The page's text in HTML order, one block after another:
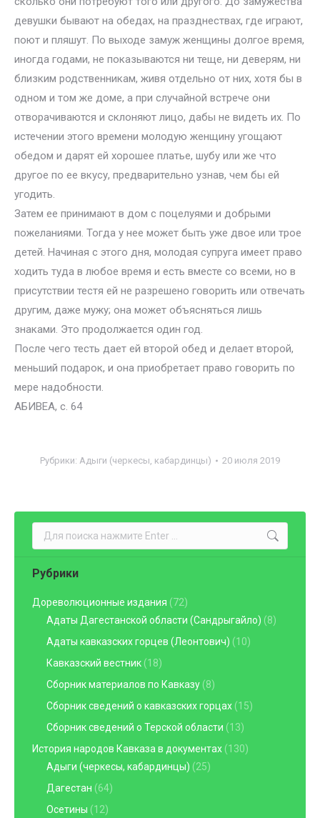
девушки бывают на обедах, на празднествах, где играют,
поют и пляшут. По выходе замуж женщины долгое время,
иногда годами, не показываются ни теще, ни деверям, ни
близким родственникам, живя отдельно от них, хотя бы в
одном и том же доме, а при случайной встрече они
отворачиваются и склоняют лицо, дабы не видеть их. По
истечении этого времени молодую женщину угощают
обедом и дарят ей хорошее платье, шубу или же что
другое по ее вкусу, предварительно узнав, чем бы ей
угодить.
Затем ее принимают в дом с поцелуями и добрыми
пожеланиями. Тогда у нее может быть уже двое или трое
детей. Начиная с этого дня, молодая супруга имеет право
ходить туда в любое время и есть вместе со всеми, но в
присутствии тестя ей не разрешено говорить или отвечать
другим, даже мужу; она может объясняться лишь
знаками. Это продолжается один год.
После чего тесть дает ей второй обед и делает второй,
меньший подарок, и она приобретает право говорить по
мере надобности.
АБИВЕА, с. 64
Рубрики: Адыги (черкесы, кабардинцы) 20 июля 2019
Поиск:
Рубрики
Дореволюционные издания (72)
Адаты Дагестанской области (Сандрыгайло) (8)
Адаты кавказских горцев (Леонтович) (10)
Кавказский вестник (18)
Сборник материалов по Кавказу (8)
Сборник сведений о кавказских горцах (15)
Сборник сведений о Терской области (13)
История народов Кавказа в документах (130)
Адыги (черкесы, кабардинцы) (25)
Дагестан (64)
Осетины (12)